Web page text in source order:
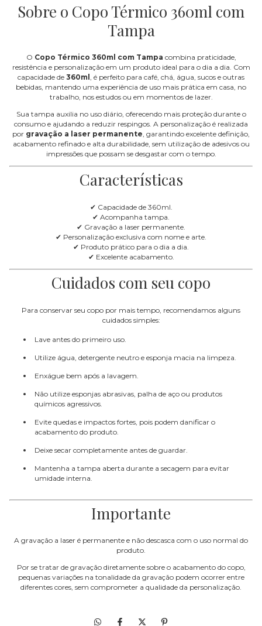
Sobre o Copo Térmico 360ml com
Tampa
O Copo Térmico 360ml com Tampa combina praticidade,
resistência e personalização em um produto ideal para o dia a dia. Com
capacidade de 360ml , é perfeito para café, chá, água, sucos e outras
bebidas, mantendo uma experiência de uso mais prática em casa, no
trabalho, nos estudos ou em momentos de lazer.
Sua tampa auxilia no uso diário, oferecendo mais proteção durante o
consumo e ajudando a reduzir respingos. A personalização é realizada
por gravação a laser permanente, garantindo excelente definição,
acabamento refinado e alta durabilidade, sem utilização de adesivos ou
impressões que possam se desgastar com o tempo.
Características
✔ Capacidade de 360ml.
✔ Acompanha tampa.
✔ Gravação a laser permanente.
✔ Personalização exclusiva com nome e arte.
✔ Produto prático para o dia a dia.
✔ Excelente acabamento.
Cuidados com seu copo
Para conservar seu copo por mais tempo, recomendamos alguns
cuidados simples:
Lave antes do primeiro uso.
Utilize água, detergente neutro e esponja macia na limpeza.
Enxágue bem após a lavagem.
Não utilize esponjas abrasivas, palha de aço ou produtos
químicos agressivos.
Evite quedas e impactos fortes, pois podem danificar o
acabamento do produto.
Deixe secar completamente antes de guardar.
Mantenha a tampa aberta durante a secagem para evitar
umidade interna.
Importante
A gravação a laser é permanente e não descasca com o uso normal do
produto.
Por se tratar de gravação diretamente sobre o acabamento do copo,
pequenas variações na tonalidade da gravação podem ocorrer entre
diferentes cores, sem comprometer a qualidade da personalização.